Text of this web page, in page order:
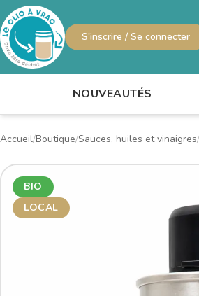
S'inscrire / Se connecter
NOUVEAUTÉS
Accueil Boutique Sauces, huiles et vinaigres
BIO
LOCAL